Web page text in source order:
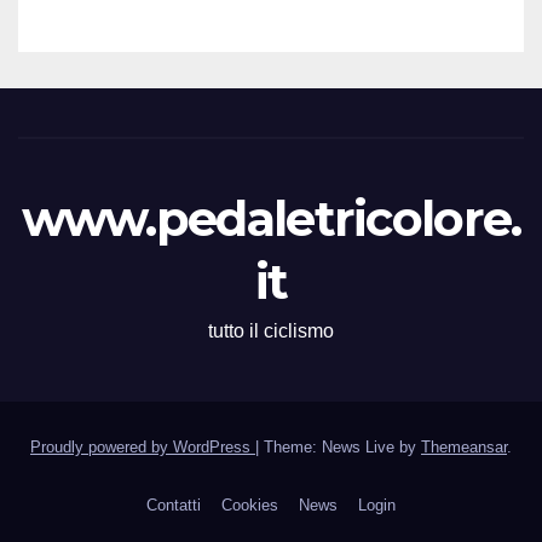
www.pedaletricolore.
it
tutto il ciclismo
Proudly powered by WordPress Theme: News Live by Themeansar.
Contatti Cookies News Login